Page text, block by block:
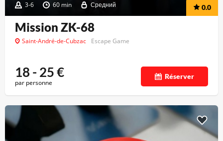
3-6 60 min Средний 0.0
Mission ZK-68
Saint-André-de-Cubzac Escape Game
18 - 25€
par personne
Réserver